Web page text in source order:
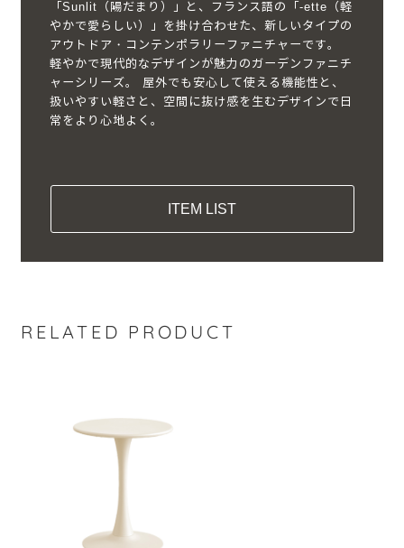
「Sunlit（陽だまり）」と、フランス語の「-ette（軽
やかで愛らしい）」を掛け合わせた、新しいタイプの
アウトドア・コンテンポラリーファニチャーです。
軽やかで現代的なデザインが魅力のガーデンファニチ
ャーシリーズ。 屋外でも安心して使える機能性と、
扱いやすい軽さと、空間に抜け感を生むデザインで日
常をより心地よく。
ITEM LIST
RELATED PRODUCT